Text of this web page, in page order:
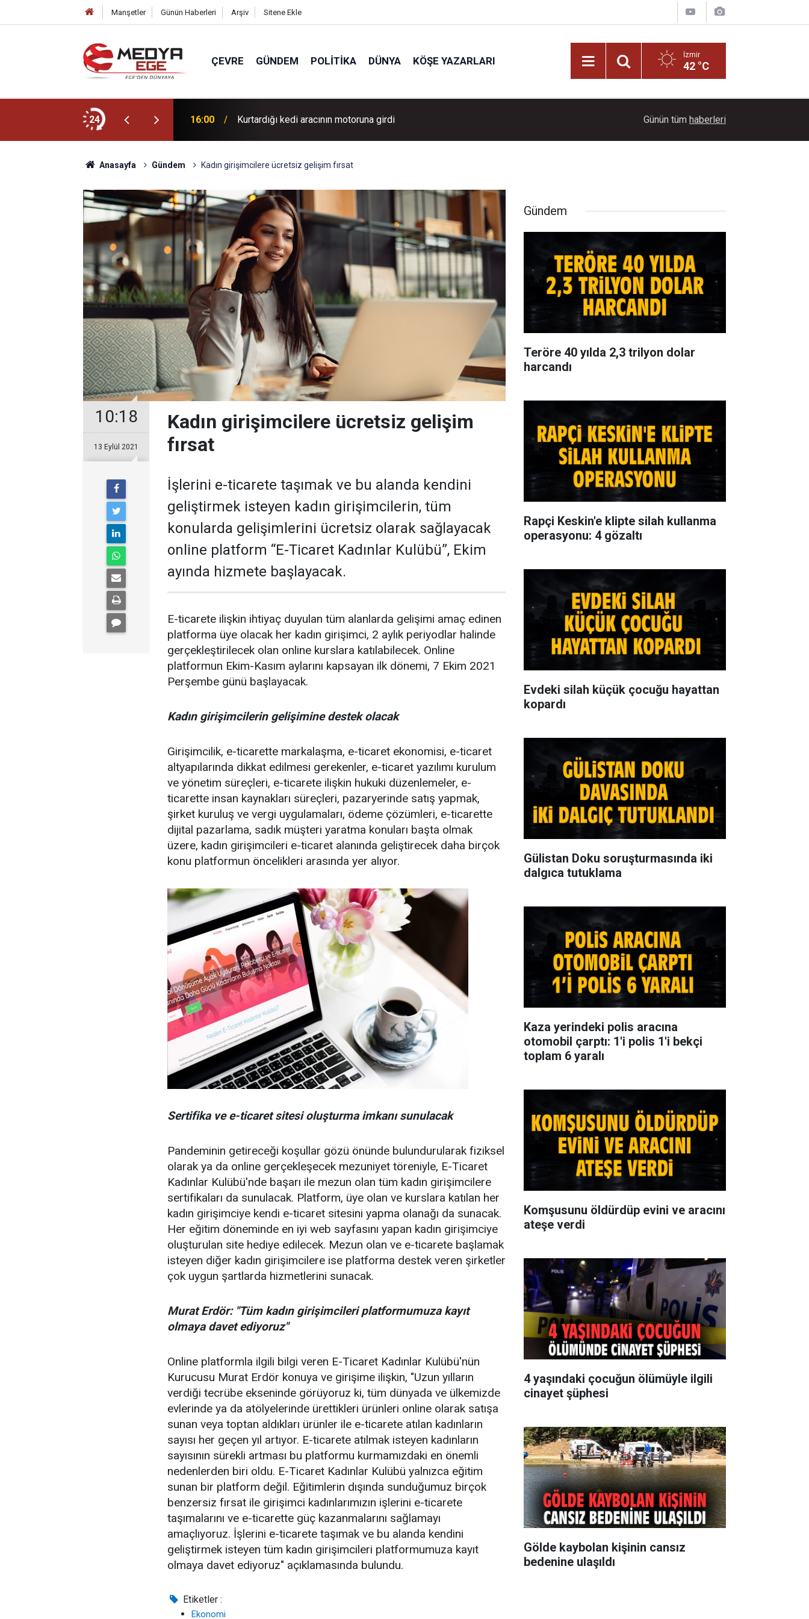
Manşetler Günün Haberleri Arşiv Sitene Ekle
ÇEVRE GÜNDEM POLITIKA DÜNYA KÖŞE YAZARLARI İzmir
42 °C
24
Gündemin Nabzı’nda! 16:00 Kurtardığı kedi aracının motoruna girdi Teröre 40 yılda 2,3 trilyon dolar harcandı
Günün tüm haberleri
Anasayfa Gündem Kadın girişimcilere ücretsiz gelişim fırsat
10:18
13 Eylül 2021
Kadın girişimcilere ücretsiz gelişim
fırsat
İşlerini e-ticarete taşımak ve bu alanda kendini
geliştirmek isteyen kadın girişimcilerin, tüm
konularda gelişimlerini ücretsiz olarak sağlayacak
online platform “E-Ticaret Kadınlar Kulübü”, Ekim
ayında hizmete başlayacak.
E-ticarete ilişkin ihtiyaç duyulan tüm alanlarda gelişimi amaç edinen
platforma üye olacak her kadın girişimci, 2 aylık periyodlar halinde
gerçekleştirilecek olan online kurslara katılabilecek. Online
platformun Ekim-Kasım aylarını kapsayan ilk dönemi, 7 Ekim 2021
Perşembe günü başlayacak.
Kadın girişimcilerin gelişimine destek olacak
Girişimcilik, e-ticarette markalaşma, e-ticaret ekonomisi, e-ticaret
altyapılarında dikkat edilmesi gerekenler, e-ticaret yazılımı kurulum
ve yönetim süreçleri, e-ticarete ilişkin hukuki düzenlemeler, e-
ticarette insan kaynakları süreçleri, pazaryerinde satış yapmak,
şirket kuruluş ve vergi uygulamaları, ödeme çözümleri, e-ticarette
dijital pazarlama, sadık müşteri yaratma konuları başta olmak
üzere, kadın girişimcileri e-ticaret alanında geliştirecek daha birçok
konu platformun öncelikleri arasında yer alıyor.
Sertifika ve e-ticaret sitesi oluşturma imkanı sunulacak
Pandeminin getireceği koşullar gözü önünde bulundurularak fiziksel
olarak ya da online gerçekleşecek mezuniyet töreniyle, E-Ticaret
Kadınlar Kulübü'nde başarı ile mezun olan tüm kadın girişimcilere
sertifikaları da sunulacak. Platform, üye olan ve kurslara katılan her
kadın girişimciye kendi e-ticaret sitesini yapma olanağı da sunacak.
Her eğitim döneminde en iyi web sayfasını yapan kadın girişimciye
oluşturulan site hediye edilecek. Mezun olan ve e-ticarete başlamak
isteyen diğer kadın girişimcilere ise platforma destek veren şirketler
çok uygun şartlarda hizmetlerini sunacak.
Murat Erdör: "Tüm kadın girişimcileri platformumuza kayıt
olmaya davet ediyoruz"
Online platformla ilgili bilgi veren E-Ticaret Kadınlar Kulübü'nün
Kurucusu Murat Erdör konuya ve girişime ilişkin, "Uzun yılların
verdiği tecrübe ekseninde görüyoruz ki, tüm dünyada ve ülkemizde
evlerinde ya da atölyelerinde ürettikleri ürünleri online olarak satışa
sunan veya toptan aldıkları ürünler ile e-ticarete atılan kadınların
sayısı her geçen yıl artıyor. E-ticarete atılmak isteyen kadınların
sayısının sürekli artması bu platformu kurmamızdaki en önemli
nedenlerden biri oldu. E-Ticaret Kadınlar Kulübü yalnızca eğitim
sunan bir platform değil. Eğitimlerin dışında sunduğumuz birçok
benzersiz fırsat ile girişimci kadınlarımızın işlerini e-ticarete
taşımalarını ve e-ticarette güç kazanmalarını sağlamayı
amaçlıyoruz. İşlerini e-ticarete taşımak ve bu alanda kendini
geliştirmek isteyen tüm kadın girişimcileri platformumuza kayıt
olmaya davet ediyoruz" açıklamasında bulundu.
Etiketler :
Ekonomi
Gündem
Teröre 40 yılda 2,3 trilyon dolar
harcandı
Rapçi Keskin'e klipte silah kullanma
operasyonu: 4 gözaltı
Evdeki silah küçük çocuğu hayattan
kopardı
Gülistan Doku soruşturmasında iki
dalgıca tutuklama
Kaza yerindeki polis aracına
otomobil çarptı: 1'i polis 1'i bekçi
toplam 6 yaralı
Komşusunu öldürdüp evini ve aracını
ateşe verdi
4 yaşındaki çocuğun ölümüyle ilgili
cinayet şüphesi
Gölde kaybolan kişinin cansız
bedenine ulaşıldı